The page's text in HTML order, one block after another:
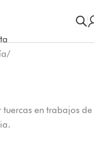
/
en trabajos de